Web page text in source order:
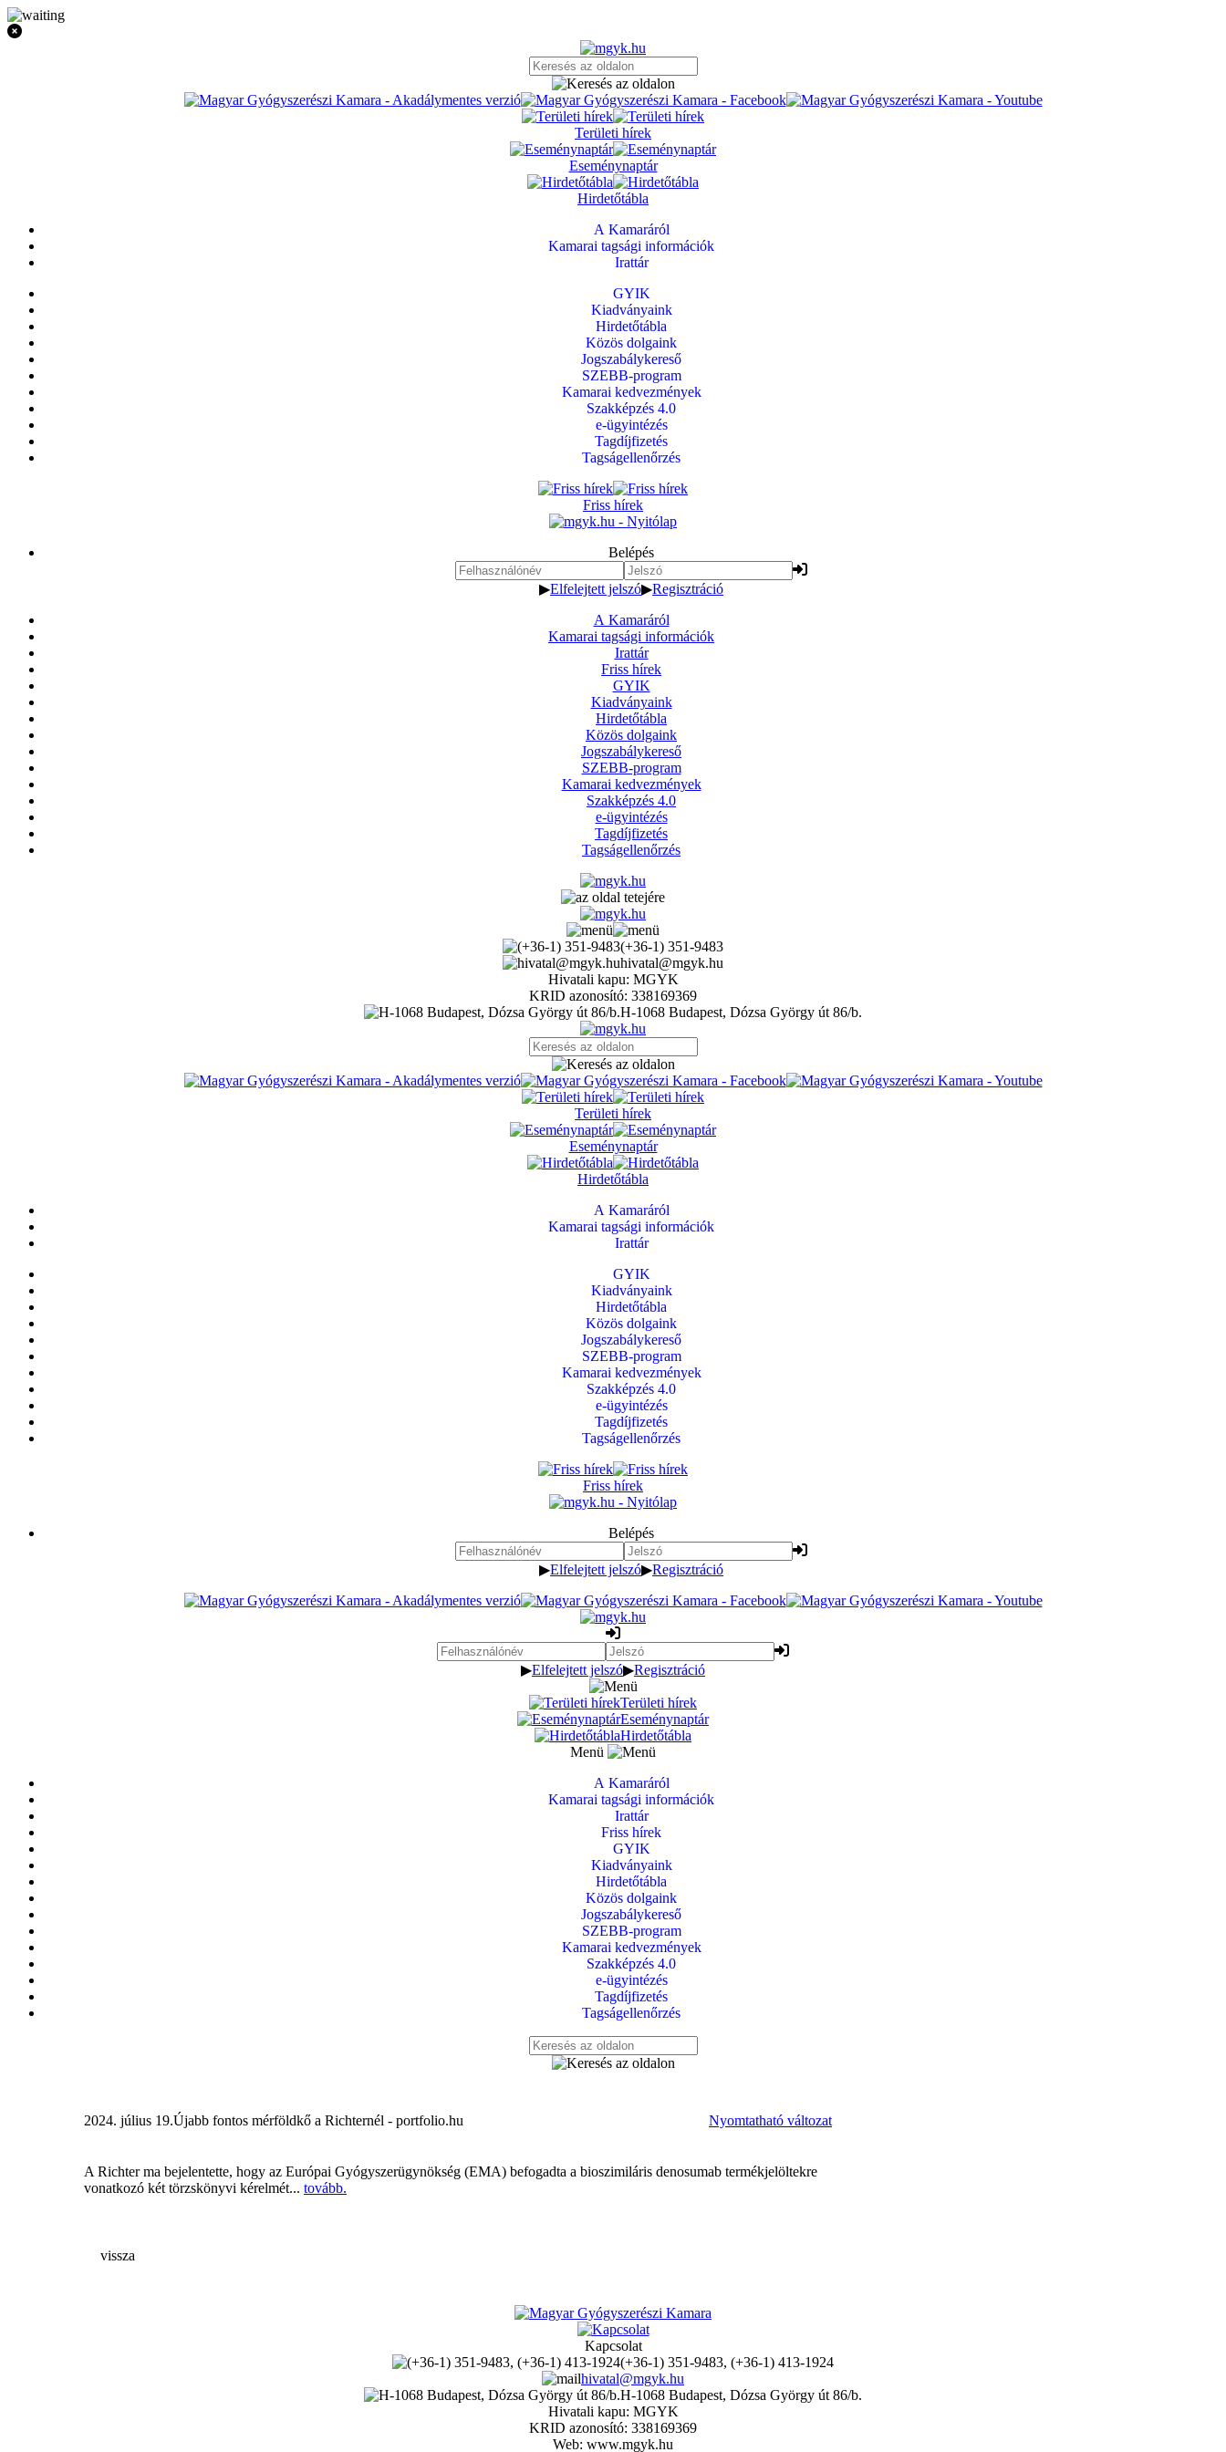
Területi hírek
Eseménynaptár
Hirdetőtábla
A Kamaráról
Kamarai tagsági információk
Irattár
GYIK
Kiadványaink
Hirdetőtábla
Közös dolgaink
Jogszabálykereső
SZEBB-program
Kamarai kedvezmények
Szakképzés 4.0
e-ügyintézés
Tagdíjfizetés
Tagságellenőrzés
Friss hírek
Belépés
▶Elfelejtett jelszó▶Regisztráció
A Kamaráról
Kamarai tagsági információk
Irattár
Friss hírek
GYIK
Kiadványaink
Hirdetőtábla
Közös dolgaink
Jogszabálykereső
SZEBB-program
Kamarai kedvezmények
Szakképzés 4.0
e-ügyintézés
Tagdíjfizetés
Tagságellenőrzés
(+36-1) 351-9483
hivatal@mgyk.hu
Hivatali kapu: MGYK
KRID azonosító: 338169369
H-1068 Budapest, Dózsa György út 86/b.
Területi hírek
Eseménynaptár
Hirdetőtábla
A Kamaráról
Kamarai tagsági információk
Irattár
GYIK
Kiadványaink
Hirdetőtábla
Közös dolgaink
Jogszabálykereső
SZEBB-program
Kamarai kedvezmények
Szakképzés 4.0
e-ügyintézés
Tagdíjfizetés
Tagságellenőrzés
Friss hírek
Belépés
▶Elfelejtett jelszó▶Regisztráció
▶Elfelejtett jelszó▶Regisztráció
Területi hírek
Eseménynaptár
Hirdetőtábla
Menü
A Kamaráról
Kamarai tagsági információk
Irattár
Friss hírek
GYIK
Kiadványaink
Hirdetőtábla
Közös dolgaink
Jogszabálykereső
SZEBB-program
Kamarai kedvezmények
Szakképzés 4.0
e-ügyintézés
Tagdíjfizetés
Tagságellenőrzés
Nyomtatható változat
2024. július 19.Újabb fontos mérföldkő a Richternél - portfolio.hu
A Richter ma bejelentette, hogy az Európai Gyógyszerügynökség (EMA) befogadta a bioszimiláris denosumab termékjelöltekre
vonatkozó két törzskönyvi kérelmét... tovább.
vissza
Kapcsolat
(+36-1) 351-9483, (+36-1) 413-1924
hivatal@mgyk.hu
H-1068 Budapest, Dózsa György út 86/b.
Hivatali kapu: MGYK
KRID azonosító: 338169369
Web: www.mgyk.hu